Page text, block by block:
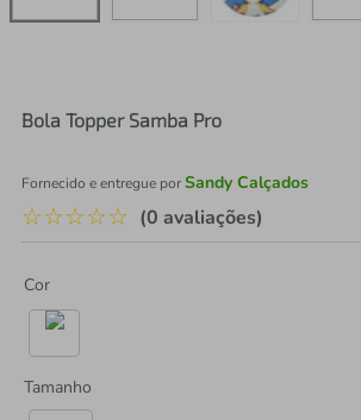
Bola Topper Samba Pro
Fornecido e entregue porSandy Calçados
☆☆☆☆☆ (0 avaliações)
Cor
Tamanho